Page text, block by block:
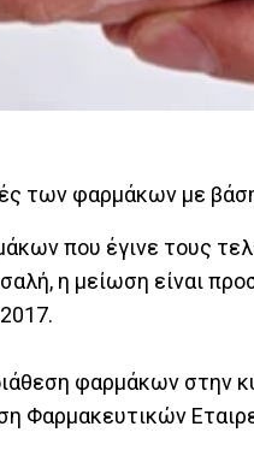
των φαρμάκων με
που έγινε τους
η μείωση είναι
φαρμάκων στην
Φαρμακευτικών